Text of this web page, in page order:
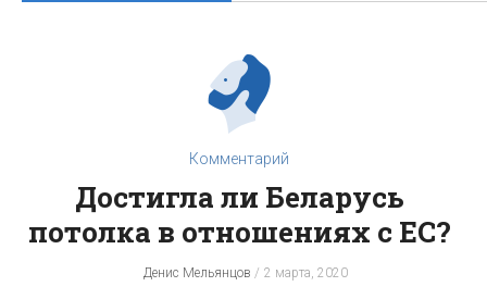
Комментарий
Достигла ли Беларусь
потолка в отношениях с ЕС?
Денис Мельянцов 2 марта, 2020